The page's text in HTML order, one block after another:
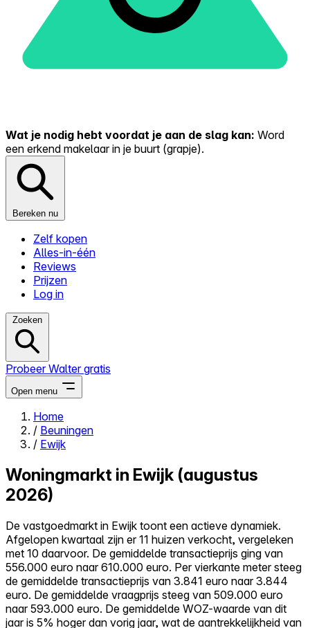
Wat je nodig hebt voordat je aan de slag kan: Word
een erkend makelaar in je buurt (grapje).
Bereken nu
Zelf kopen
Alles-in-één
Reviews
Prijzen
Log in
Zoeken
Probeer Walter gratis
Open menu
Close menu
Alles-in-één
Reviews
Prijzen
Log in
Probeer Walter gratis
Home
/ Beuningen
/ Ewijk
Woningmarkt in Ewijk (augustus
2026)
De vastgoedmarkt in Ewijk toont een actieve dynamiek.
Afgelopen kwartaal zijn er 11 huizen verkocht, vergeleken
met 10 daarvoor. De gemiddelde transactieprijs ging van
556.000 euro naar 610.000 euro. Per vierkante meter steeg
de gemiddelde transactieprijs van 3.841 euro naar 3.844
euro. De gemiddelde vraagprijs steeg van 509.000 euro
naar 593.000 euro. De gemiddelde WOZ-waarde van dit
jaar is 5% hoger dan vorig jaar, wat de aantrekkelijkheid van